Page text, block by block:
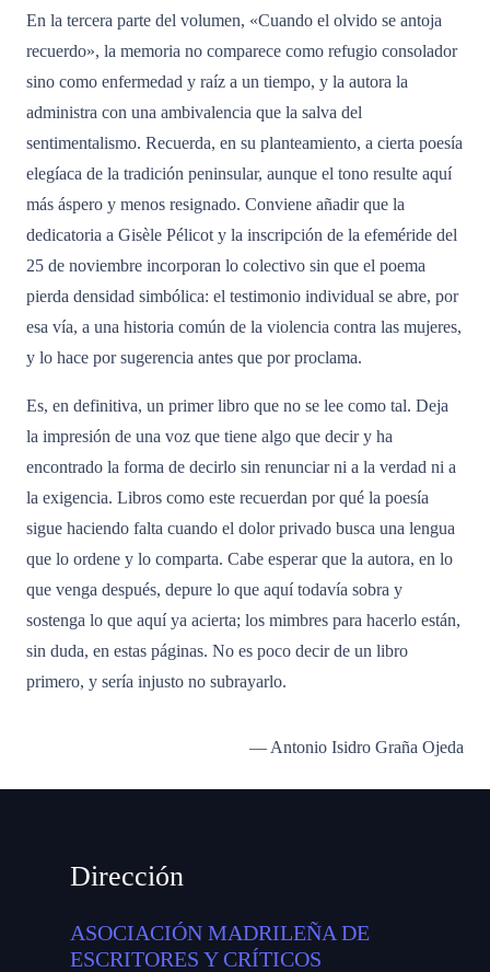
En la tercera parte del volumen, «Cuando el olvido se antoja
recuerdo», la memoria no comparece como refugio consolador
sino como enfermedad y raíz a un tiempo, y la autora la
administra con una ambivalencia que la salva del
sentimentalismo. Recuerda, en su planteamiento, a cierta poesía
elegíaca de la tradición peninsular, aunque el tono resulte aquí
más áspero y menos resignado. Conviene añadir que la
dedicatoria a Gisèle Pélicot y la inscripción de la efeméride del
25 de noviembre incorporan lo colectivo sin que el poema
pierda densidad simbólica: el testimonio individual se abre, por
esa vía, a una historia común de la violencia contra las mujeres,
y lo hace por sugerencia antes que por proclama.
Es, en definitiva, un primer libro que no se lee como tal. Deja
la impresión de una voz que tiene algo que decir y ha
encontrado la forma de decirlo sin renunciar ni a la verdad ni a
la exigencia. Libros como este recuerdan por qué la poesía
sigue haciendo falta cuando el dolor privado busca una lengua
que lo ordene y lo comparta. Cabe esperar que la autora, en lo
que venga después, depure lo que aquí todavía sobra y
sostenga lo que aquí ya acierta; los mimbres para hacerlo están,
sin duda, en estas páginas. No es poco decir de un libro
primero, y sería injusto no subrayarlo.
— Antonio Isidro Graña Ojeda
Dirección
ASOCIACIÓN MADRILEÑA DE
ESCRITORES Y CRÍTICOS